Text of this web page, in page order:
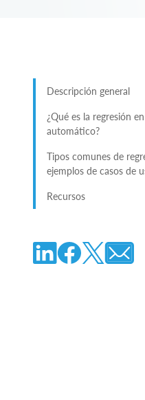
Descripción general
¿Qué es la regresión
automático?
Tipos comunes de
ejemplos de casos de
Recursos